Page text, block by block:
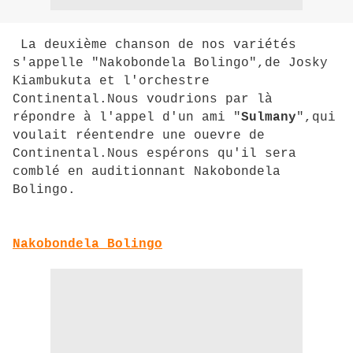
La deuxième chanson de nos variétés
s'appelle "Nakobondela Bolingo",de Josky
Kiambukuta et l'orchestre
Continental.Nous voudrions par là
répondre à l'appel d'un ami "Sulmany",qui
voulait réentendre une ouevre de
Continental.Nous espérons qu'il sera
comblé en auditionnant Nakobondela
Bolingo.
Nakobondela Bolingo